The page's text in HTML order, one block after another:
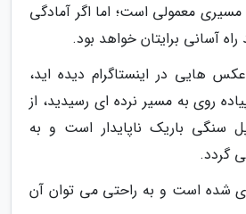
مسیری معمولی است؛ اما اگر آمادگی
آسانی برایتان خواهد بود.
هایی در اینستاگرام دیده اید،
روی به مسیر نرده ای رسیدید، از
سنگی باریک ناپایدار است و به
گردد.
شده است و به راحتی می توان آن